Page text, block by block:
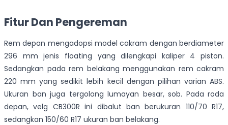
Fitur Dan Pengereman
Rem depan mengadopsi model cakram dengan berdiameter
296 mm jenis floating yang dilengkapi kaliper 4 piston.
Sedangkan pada rem belakang menggunakan rem cakram
220 mm yang sedikit lebih kecil dengan pilihan varian ABS.
Ukuran ban juga tergolong lumayan besar, sob. Pada roda
depan, velg CB300R ini dibalut ban berukuran 110/70 R17,
sedangkan 150/60 R17 ukuran ban belakang.